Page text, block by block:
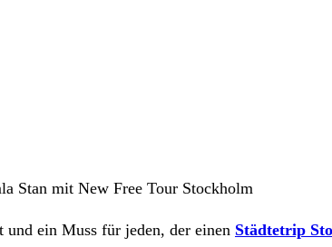
Stan mit New Free Tour Stockholm
und ein Muss für jeden, der einen Städtetrip